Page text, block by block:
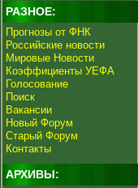
РАЗНОЕ:
Прогнозы от ФНК
Российские новости
Мировые Новости
Коэффициенты УЕФА
Голосование
Поиск
Вакансии
Новый Форум
Старый Форум
Контакты
АРХИВЫ: